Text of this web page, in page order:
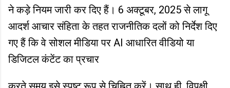
ने कड़े नियम जारी कर दिए हैं। 6 अक्टूबर, 2025 से लागू
आदर्श आचार संहिता के तहत राजनीतिक दलों को निर्देश दिए
गए हैं कि वे सोशल मीडिया पर AI आधारित वीडियो या
डिजिटल कंटेंट का प्रचार